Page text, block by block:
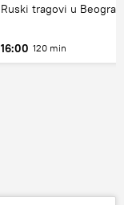
Ruski tragovi u
16:00 120 min